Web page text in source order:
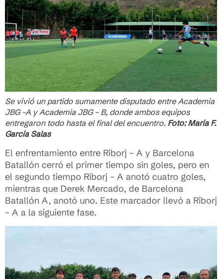
Se vivió un partido sumamente disputado entre Academia
JBG -A y Academia JBG – B, donde ambos equipos
entregaron todo hasta el final del encuentro. Foto: María F.
García Salas
El enfrentamiento entre Riborj – A y Barcelona
Batallón cerró el primer tiempo sin goles, pero en
el segundo tiempo Riborj – A anotó cuatro goles,
mientras que Derek Mercado, de Barcelona
Batallón A, anotó uno. Este marcador llevó a Riborj
– A a la siguiente fase.